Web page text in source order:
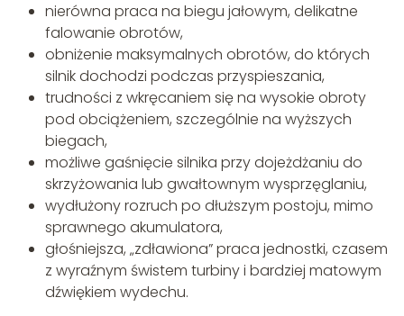
nierówna praca na biegu jałowym, delikatne
falowanie obrotów,
obniżenie maksymalnych obrotów, do których
silnik dochodzi podczas przyspieszania,
trudności z wkręcaniem się na wysokie obroty
pod obciążeniem, szczególnie na wyższych
biegach,
możliwe gaśnięcie silnika przy dojeżdżaniu do
skrzyżowania lub gwałtownym wysprzęglaniu,
wydłużony rozruch po dłuższym postoju, mimo
sprawnego akumulatora,
głośniejsza, „zdławiona” praca jednostki, czasem
z wyraźnym świstem turbiny i bardziej matowym
dźwiękiem wydechu.